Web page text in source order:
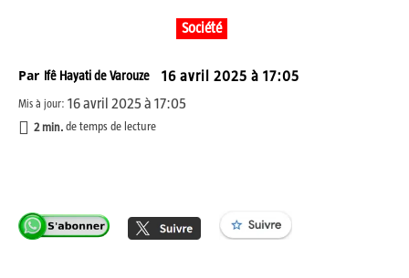
Société
Par Ifê Hayati de Varouze 16 avril 2025 à 17:05
Mis à jour: 16 avril 2025 à 17:05
2min. de temps de lecture